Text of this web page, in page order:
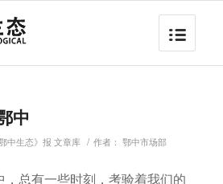
中
鄂中生态》报 文章库 / 作者： 鄂中市场部
，总有一些时刻，考验着我们的